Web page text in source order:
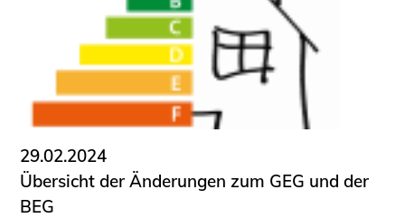
Wettbewerbe für Studierende
BLING.BLING.
Kammer Newsletter
Presse
Impressum
Datenschutz
29.02.2024
Übersicht der Änderungen zum GEG und der
BEG